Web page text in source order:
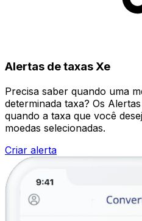
Alertas de taxas Xe
Precisa saber quando uma
determinada taxa? Os
quando a taxa que você
moedas selecionadas.
Criar alerta